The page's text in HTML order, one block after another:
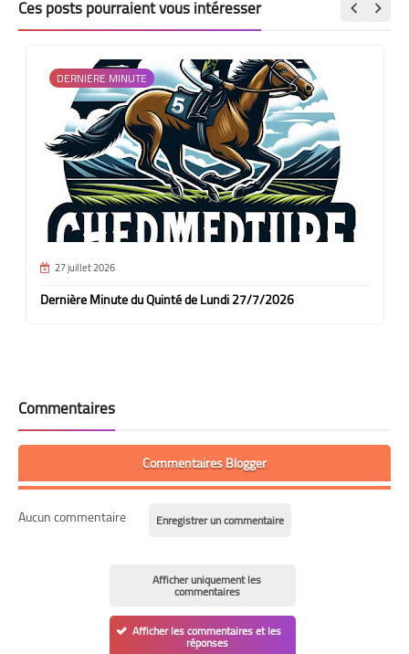
Ces posts pourraient vous intéresser
DERNIERE MINUTE
27 juillet 2026
Dernière Minute du Quinté de Lundi 27/7/2026
Commentaires
Commentaires Blogger
Aucun commentaire Enregistrer un commentaire
Afficher uniquement les
commentaires
Afficher les commentaires et les
réponses